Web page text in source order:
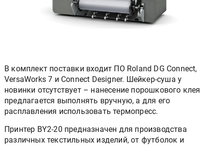
В комплект поставки входит ПО Roland DG Connect,
VersaWorks 7 и Connect Designer. Шейкер-суша у
новинки отсутствует – нанесение порошкового клея
предлагается выполнять вручную, а для его
расплавления использовать термопресс.
Принтер BY2-20 предназначен для производства
различных текстильных изделий, от футболок и